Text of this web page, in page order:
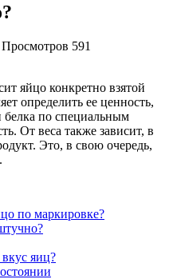
Просмотров 591
яйцо конкретно взятой
определить ее ценность,
белка по специальным
От веса также зависит, в
Это, в свою очередь,
по маркировке?
яиц?